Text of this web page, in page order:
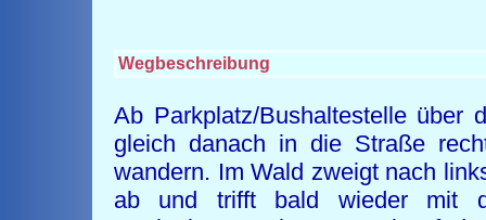
Wegbeschreibung
Ab Parkplatz/Bushaltestelle über
gleich danach in die Straße
wandern. Im Wald zweigt nach
ab und trifft bald wieder mit